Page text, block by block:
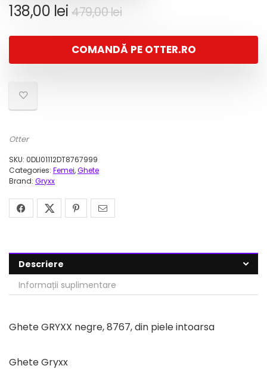
479,00leiPrețul
a
fost:
138,00 lei
Prețul
este:
138,00 lei.
COMANDĂ PE OTTER.RO
Otter
SKU: 0DLI01112DT8767999
Categories: Femei,Ghete
Brand: Gryxx
Descriere
Informații suplimentare
Ghete GRYXX negre, 8767, din piele intoarsa
Ghete Gryxx